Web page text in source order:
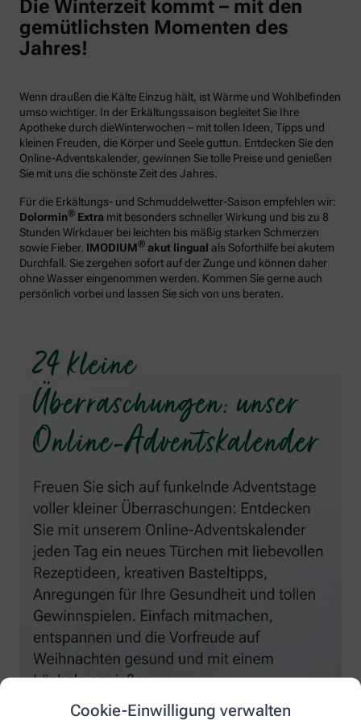
Cookie-Einwilligung verwalten
Die Winterzeit kommt – mit den
gemütlichsten Momenten des
Jahres!
Wenn draußen die Kälte Einzug hält, ist Wärme und Wohlbefinden
umso wichtiger. In der Erkältungssaison begleitet Sie Ihre
Apotheke durch dieWinterwochen – mit tollen Ideen, Tipps und
kleinen Freuden, die Körper und Seele guttun. Entdecken Sie den
Online-Adventskalender, gewinnen Sie tolle Preise und genießen
Sie mit uns die schönste Zeit des Jahres.
Für die Erkältungs- und Schmuddelwetter-Saison empfehlen wir:
Dolormin® Extra mit besonders schneller Wirkung und bis zu 8
Stunden Wirkdauer bei leichten bis mäßig starken Schmerzen
sowie Fieber. IMODIUM® akut lingual als Soforthilfe bei akutem
Durchfall. Sie zergehen sofort auf der Zunge und können daher
ohne Wasser eingenommen werden. Kommen Sie gerne auch
persönlich vorbei und lassen Sie sich von uns beraten.